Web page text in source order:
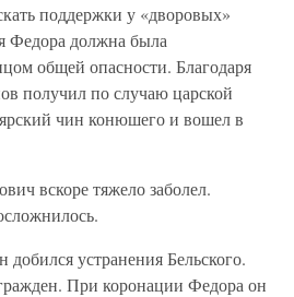
поддержки у «дворовых»
Федора должна была
общей опасности. Благодаря
получил по случаю царской
чин конюшего и вошел в
вскоре тяжело заболел.
устранения Бельского.
При коронации Федора он